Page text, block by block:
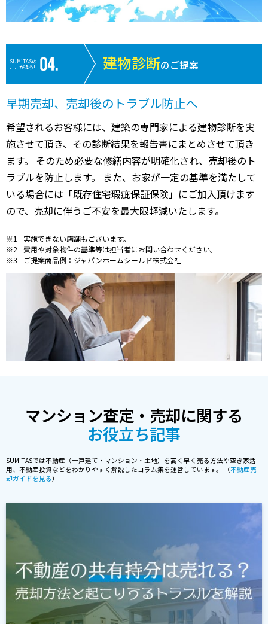
SUMiTASの
ここが違う!
建物診断のご提案
早期売却、売却後のトラブル防止へ
希望されるお客様には、建築の専門家による建物診断を実
施させて頂き、その診断結果を報告書にまとめさせて頂き
ます。 そのため必要な修繕内容が明確化され、売却後のト
ラブルを防止します。 また、お家が一定の基準を満たして
いる場合には「既存住宅瑕疵保証保険」にご加入頂けます
ので、売却に伴うご不安を最大限軽減いたします。
実施できない店舗もございます。
費用や対象物件の基準等は担当者にお問い合わせください。
ご提案商品例：ジャパンホームシールド株式会社
マンション査定・売却に関する
お役立ち記事
SUMiTASでは不動産（一戸建て・マンション・土地）を高く早く売る方法や空き家活
用、不動産投資などをわかりやすく解説したコラム集を運営しています。 （不動産売
却ガイドを見る）